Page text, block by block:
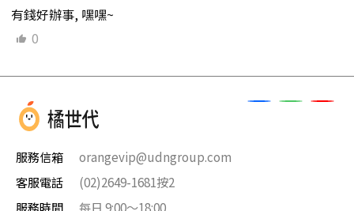
有錢好辦事, 嘿嘿~
0
服務信箱
orangevip@udngroup.com
客服電話
(02)2649-1681按2
服務時間
每日 9:00～18:00